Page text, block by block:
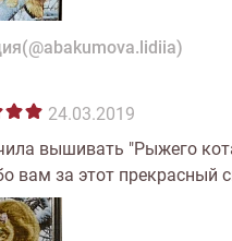
24.03.2019
вышивать "Рыжего
вам за этот прекрасный